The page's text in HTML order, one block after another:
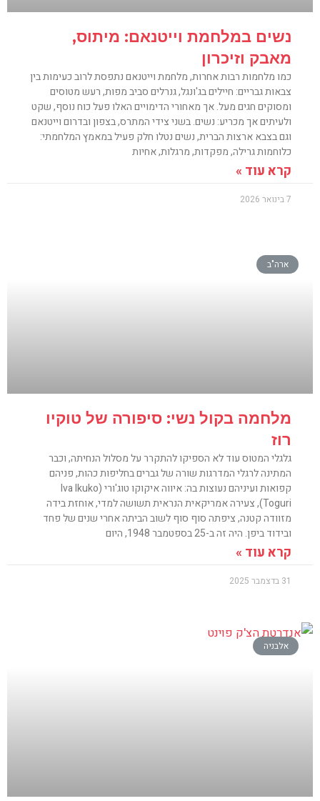
נשים במלחמת וייטנאם: מיתוס,
מאבק וזיכרון
כמו מלחמות רבות אחרות, מלחמת וייטנאם נתפסת לרוב כעימות בין
צבאות גבריים: חיילים בג'ונגל, גנרלים סביב מפות, רעש מטוסים
ומסוקים חגים מעל. אך מאחורי הדימויים האלו פעל כוח נוסף, שקט
ולעיתים אך מכריע: נשים. בשני צידי המתרס, בצפון ובדרום וייטנאם
וגם בצבא ארצות הברית, נשים נטלו חלק פעיל במאמץ המלחמתי:
כלוחמות גרילה, מפקדות, מרגלות, אחיות
קרא עוד »
7 בינואר 2026
ארה"ב
מלחמה בקול נשי: סיפורה של טוקיו
רוז
גלגלי המטוס עוד לא הספיקו להתקרר על מסלול הנחיתה, וכבר
המתינה לרגלי המדרגות שורה של גברים בחליפות כהות, פניהם
קפואות ועיניהם נעוצות בה: איווה איקוקו טוג'ורי (Iva Ikuko
Toguri), צעירה אמריקאית הנראית תשושה למדי, אוחזת בידה
מזוודה קטנה, ציפתה סוף סוף לשוב הביתה אחרי שנים של פחד
ובידוד ביפן. היה זה ב-25 בספטמבר 1948, היום
קרא עוד »
31 בדצמבר 2025
אלבניה